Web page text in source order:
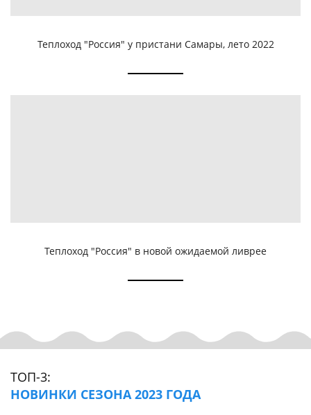
Теплоход "Россия" у пристани Самары, лето 2022
Теплоход "Россия" в новой ожидаемой ливрее
ТОП-3:
НОВИНКИ СЕЗОНА 2023 ГОДА